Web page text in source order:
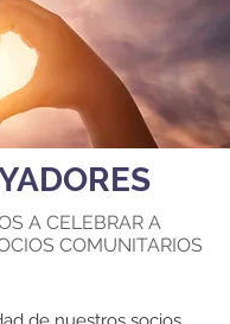
A CELEBRAR A
COMUNITARIOS